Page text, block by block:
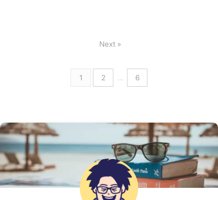
1 2 … 6
Next »